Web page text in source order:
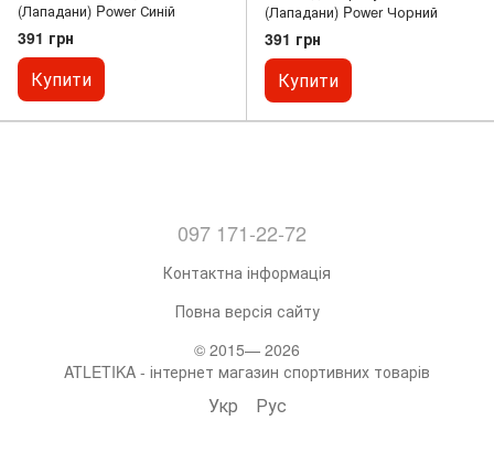
(Лападани) Power Синій
391 грн
Купити
(Лападани) Power Чорний
391 грн
Купити
097 171-22-72
Контактна інформація
Повна версія сайту
© 2015— 2026
ATLETIKA - інтернет магазин спортивних товарів
Укр Рус